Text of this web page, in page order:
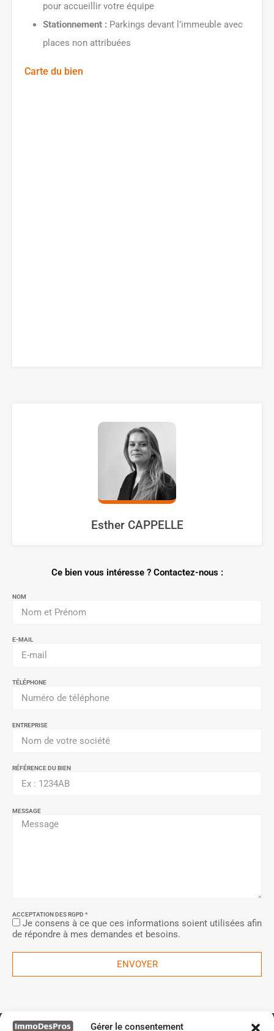
Gérer le consentement
pour accueillir votre équipe
Stationnement : Parkings devant l’immeuble avec
places non attribuées
Carte du bien
Esther CAPPELLE
Ce bien vous intéresse ? Contactez-nous :
NOM
E-MAIL
TÉLÉPHONE
ENTREPRISE
RÉFÉRENCE DU BIEN
MESSAGE
ACCEPTATION DES RGPD *
Je consens à ce que ces informations soient utilisées afin
de répondre à mes demandes et besoins.
ENVOYER